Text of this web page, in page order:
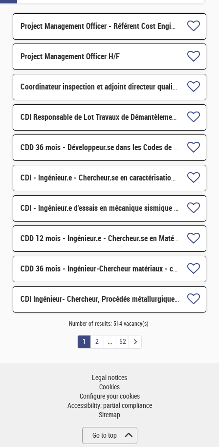
Project Management Officer - Référent Cost Engineering H/F
Project Management Officer H/F
Coordinateur inspection et adjoint directeur qualité/inspection – Projet RJH H/F
CDI Responsable de Lot Travaux de Démantèlement - Projet EPOC H/F
CDD 36 mois - Développeur.se dans les Codes de Traitement des Données Nucléaires et Monte-Carlo H/F
CDI - Ingénieur.e - Chercheur.se en caractérisation des matériaux par sonde atomique tomographique H/F
CDI - Ingénieur.e d'essais en mécanique sismique H/F
CDD 12 mois - Ingénieur.e - Chercheur.se en Matériaux et Corrosion H/F
CDD 36 mois - Ingénieur-Chercheur matériaux - corrosion et corrosion sous contrainte H/F
CDI Ingénieur- Chercheur, Procédés métallurgiques & industrialisation (matériaux pour les énergies) H/F
Number of results: 514 vacancy(s)
1 2 52
Legal notices
Cookies
Configure your cookies
Accessibility: partial compliance
Sitemap
Go to top